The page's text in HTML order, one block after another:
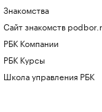
Знакомства
Сайт знакомств
РБК Компании
РБК Курсы
Школа управления РБК